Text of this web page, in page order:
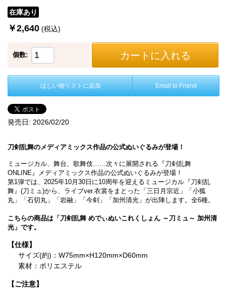
在庫あり
￥2,640 (税込)
個数: カートに入れる
ほしい物リストに追加 Email to Friend
発売日: 2026/02/20
刀剣乱舞のメディアミックス作品の公式ぬいぐるみが登場！
ミュージカル、舞台、歌舞伎……次々に展開される『刀剣乱舞
ONLINE』メディアミックス作品の公式ぬいぐるみが登場！
第1弾では、2025年10月30日に10周年を迎えるミュージカル『刀剣乱
舞』(刀ミュ)から、ライブver.衣裳をまとった「三日月宗近」「小狐
丸」「石切丸」「岩融」「今剣」「加州清光」が出陣します。全6種。
こちらの商品は「刀剣乱舞 めでぃぬいこれくしょん ～刀ミュ～ 加州清
光」です。
【仕様】
サイズ(約)：W75mm×H120mm×D60mm
素材：ポリエステル
【ご注意】